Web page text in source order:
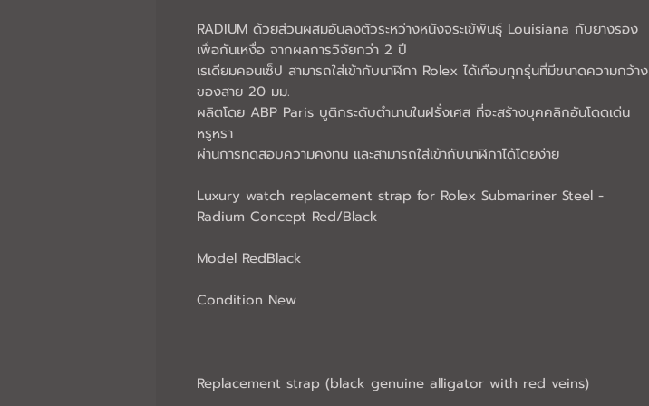
RADIUM ด้วยส่วนผสมอันลงตัวระหว่างหนังจระเข้พันธุ์ Louisiana กับยางรอง
เพื่อกันเหงื่อ จากผลการวิจัยกว่า 2 ปี
เรเดียมคอนเซ็ป สามารถใส่เข้ากับนาฬิกา Rolex ได้เกือบทุกรุ่นที่มีขนาดความกว้าง
ของสาย 20 มม.
ผลิตโดย ABP Paris บูติกระดับตำนานในฝรั่งเศส ที่จะสร้างบุคคลิกอันโดดเด่น
หรูหรา
ผ่านการทดสอบความคงทน และสามารถใส่เข้ากับนาฬิกาได้โดยง่าย
Luxury watch replacement strap for Rolex Submariner Steel -
Radium Concept Red/Black
Model RedBlack
Condition New
Replacement strap (black genuine alligator with red veins)